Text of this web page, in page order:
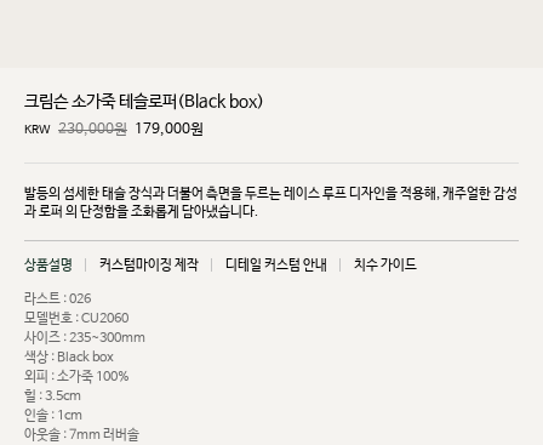
크림슨 소가죽 테슬로퍼(Black box)
KRW 230,000원 179,000원
발등의 섬세한 태슬 장식과 더불어 측면을 두르는 레이스 루프 디자인을 적용해, 캐주얼한 감성
과 로퍼 의 단정함을 조화롭게 담아냈습니다.
상품설명 커스텀마이징 제작 디테일 커스텀 안내 치수 가이드
라스트 : 026
모델번호 : CU2060
사이즈 : 235~300mm
색상 : Black box
외피 : 소가죽 100%
힐 : 3.5cm
인솔 : 1cm
아웃솔 : 7mm 러버솔